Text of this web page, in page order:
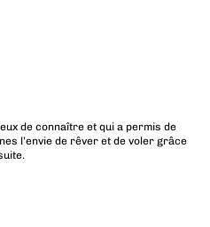
de connaître et qui a permis de
l’envie de rêver et de voler grâce